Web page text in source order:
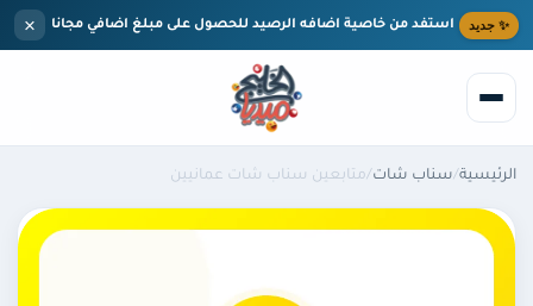
تخطى إلى المحتوى الرئيسي
✨ جديد استفد من خاصية اضافه الرصيد للحصول على مبلغ اضافي مجانا ×
الرئيسية/سناب شات/متابعين سناب شات عمانيين